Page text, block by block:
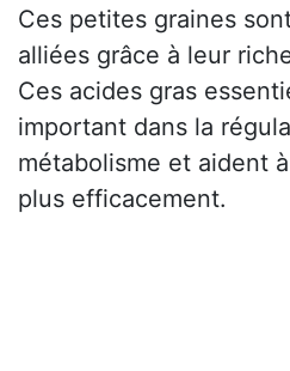
Ces petites graines
alliées grâce à leur
Ces acides gras
important dans la
métabolisme et aident
plus efficacement.